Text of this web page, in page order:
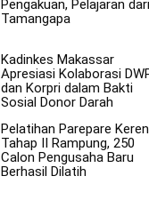
Pengakuan, Pelajaran dari
Tamangapa
Kadinkes Makassar
Apresiasi Kolaborasi
dan Korpri dalam Bakti
Sosial Donor Darah
Pelatihan Parepare Keren
Tahap II Rampung, 250
Calon Pengusaha Baru
Berhasil Dilatih